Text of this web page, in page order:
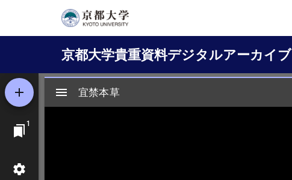
ン
テ
ン
京都大学貴重資料デジタルアーカイブ
Main
navigation